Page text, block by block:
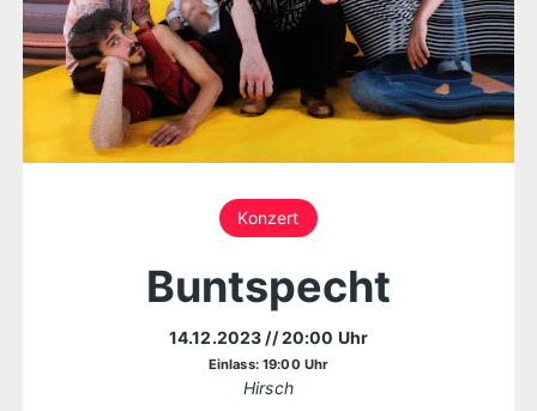
Konzert
Buntspecht
14.12.2023 // 20:00 Uhr
Einlass: 19:00 Uhr
Hirsch